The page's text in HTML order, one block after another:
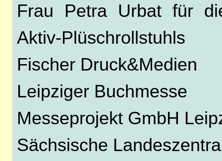
Frau Petra Urbat für
Aktiv-Plüschrollstuhls
Fischer Druck&Medien
Leipziger Buchmesse
Messeprojekt GmbH
Sächsische